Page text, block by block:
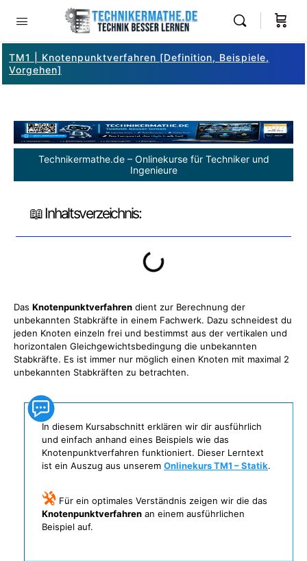
TM1 | Knotenpunktverfahren [Definition, Beispiele,
Vorgehen]
Technikermathe.de – Onlinekurse für Techniker und
Ingenieure
📖 Inhaltsverzeichnis:
Das Knotenpunktverfahren dient zur Berechnung der
unbekannten Stabkräfte in einem Fachwerk. Dazu schneidest du
jeden Knoten einzeln frei und bestimmst aus der vertikalen und
horizontalen Gleichgewichtsbedingung die unbekannten
Stabkräfte. Es ist immer nur möglich einen Knoten mit maximal 2
unbekannten Stabkräften zu betrachten.
In diesem Kursabschnitt erklären wir dir ausführlich
und einfach anhand eines Beispiels wie das
Knotenpunktverfahren funktioniert. Dieser Lerntext
ist ein Auszug aus unserem Onlinekurs TM1 – Statik.
Für ein optimales Verständnis zeigen wir die das
Knotenpunktverfahren an einem ausführlichen
Beispiel auf.